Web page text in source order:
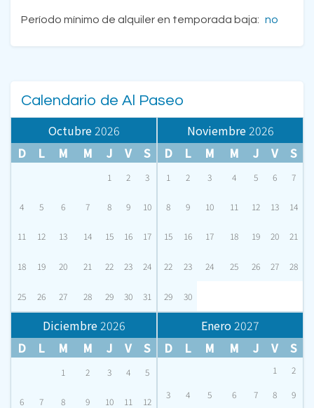
Período mínimo de alquiler en temporada baja: no
Calendario de Al Paseo
Octubre2026
D
L M M J V S
1 2 3
4 5 6 7 8 9 10
11 12 13 14 15 16 17
18 19 20 21 22 23 24
25 26 27 28 29 30 31
Noviembre2026
D
L M M J V S
1 2 3 4 5 6 7
8 9 10 11 12 13 14
15 16 17 18 19 20 21
22 23 24 25 26 27 28
29 30
Diciembre2026
D
L M M J V S
1 2 3 4 5
6 7 8 9 10 11 12
Enero2027
D
L M M J V S
1 2
3 4 5 6 7 8 9